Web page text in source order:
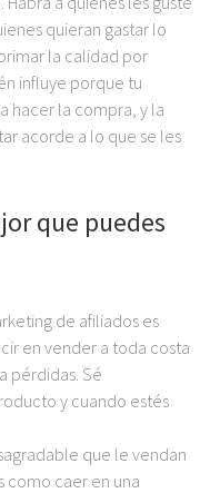
quieran gastar lo
la calidad por
influye porque tu
hacer la compra, y la
acorde a lo que se les
que puedes
de afiliados es
en vender a toda costa
pérdidas. Sé
y cuando estés
que le vendan
como caer en una